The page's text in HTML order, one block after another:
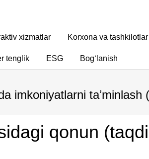
xizmatlar Korxona va tashkilotlar
tenglik ESG Bog‘lanish
imkoniyatlarni taʼminlash
qonun